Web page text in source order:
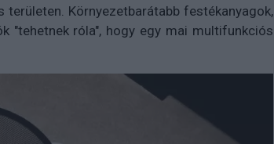
Környezetbarátabb festékanyagok,
"tehetnek róla", hogy egy mai multifunkciós